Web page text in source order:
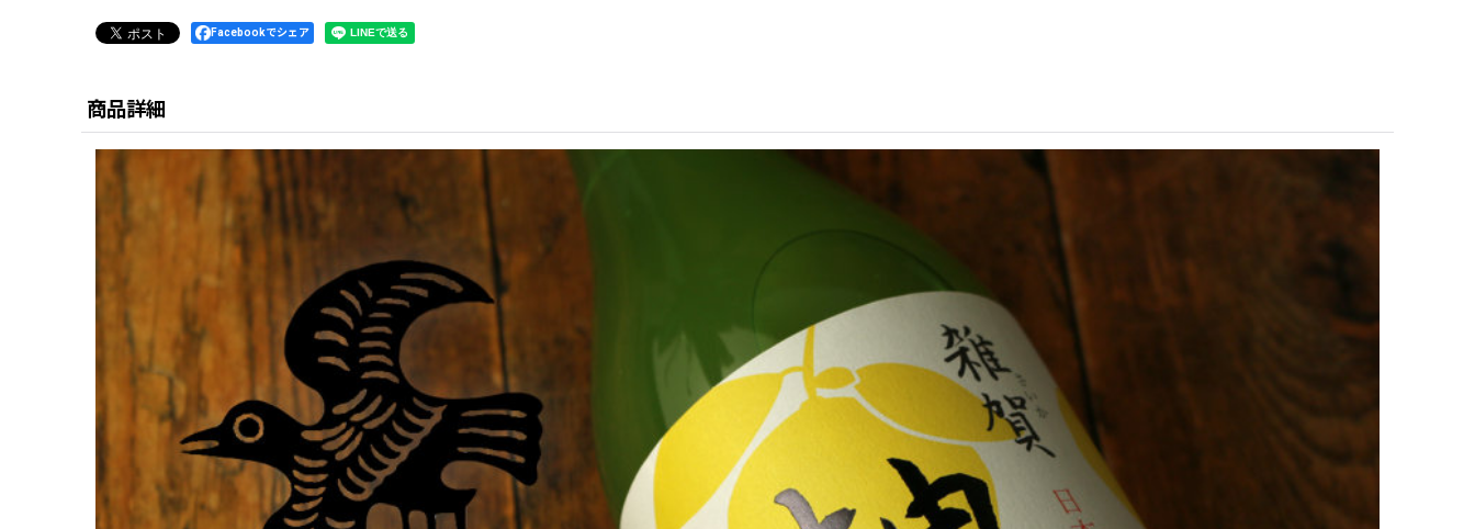
Facebookでシェア
商品詳細